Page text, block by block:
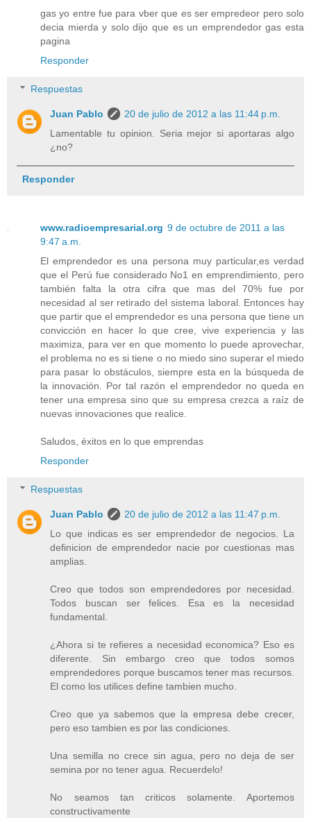
gas yo entre fue para vber que es ser empredeor pero solo
decia mierda y solo dijo que es un emprendedor gas esta
pagina
Responder
Respuestas
Juan Pablo
20 de julio de 2012 a las 11:44 p.m.
Lamentable tu opinion. Seria mejor si aportaras algo
¿no?
Responder
www.radioempresarial.org 9 de octubre de 2011 a las
9:47 a.m.
El emprendedor es una persona muy particular,es verdad
que el Perú fue considerado No1 en emprendimiento, pero
también falta la otra cifra que mas del 70% fue por
necesidad al ser retirado del sistema laboral. Entonces hay
que partir que el emprendedor es una persona que tiene un
convicción en hacer lo que cree, vive experiencia y las
maximiza, para ver en que momento lo puede aprovechar,
el problema no es si tiene o no miedo sino superar el miedo
para pasar lo obstáculos, siempre esta en la búsqueda de
la innovación. Por tal razón el emprendedor no queda en
tener una empresa sino que su empresa crezca a raíz de
nuevas innovaciones que realice.
Saludos, éxitos en lo que emprendas
Responder
Respuestas
Juan Pablo
20 de julio de 2012 a las 11:47 p.m.
Lo que indicas es ser emprendedor de negocios. La
definicion de emprendedor nacie por cuestionas mas
amplias.
Creo que todos son emprendedores por necesidad.
Todos buscan ser felices. Esa es la necesidad
fundamental.
¿Ahora si te refieres a necesidad economica? Eso es
diferente. Sin embargo creo que todos somos
emprendedores porque buscamos tener mas recursos.
El como los utilices define tambien mucho.
Creo que ya sabemos que la empresa debe crecer,
pero eso tambien es por las condiciones.
Una semilla no crece sin agua, pero no deja de ser
semina por no tener agua. Recuerdelo!
No seamos tan criticos solamente. Aportemos
constructivamente